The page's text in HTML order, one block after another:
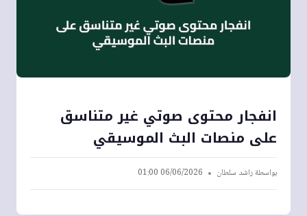
انفجار محتوى صوتي غير متناسق
على منصات البث الموسيقي
بواسطةراشد سلطان 06/06/2026 01:00